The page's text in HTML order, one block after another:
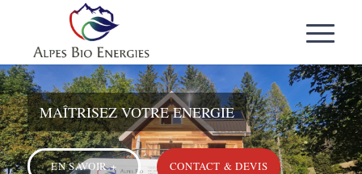
MAÎTRISEZ VOTRE ENERGIE
EN SAVOIR + CONTACT & DEVIS